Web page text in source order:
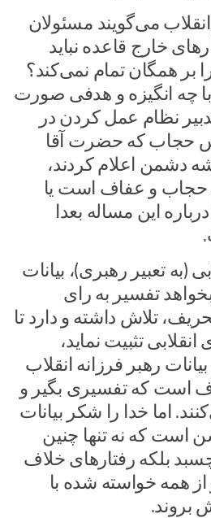
می‌گویند مسئولان
خارج قاعده نباید
بر همگان تمام نمی‌کند؟
چه انگیزه و هدفی صورت
نظام عمل کردن در
حجاب که حضرت آقا
دشمن اعلام کردند،
حجاب و عفاف است یا
این مساله بعدا
(به تعبیر رهبری)، بیانات
تفسیر به رای
تلاش داشته و دارد تا
تثبیت نماید،
رهبر فرزانه انقلاب
است که تفسیری بگیر و
اما خدا را شکر بیانات
است که نه تنها چنین
بلکه رفتار‌های خلاف
همه خواسته شده با
بروند.